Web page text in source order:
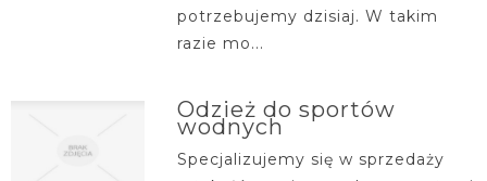
potrzebujemy dzisiaj. W takim
razie mo...
Odzież do sportów
wodnych
Specjalizujemy się w sprzedaży